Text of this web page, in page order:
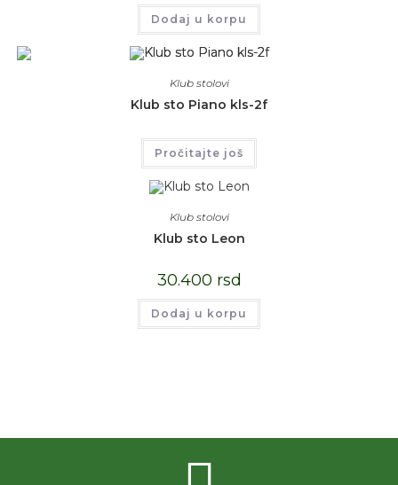
Dodaj u korpu
Klub stolovi
Klub sto Piano kls-2f
Pročitajte još
Klub stolovi
Klub sto Leon
30.400 rsd
Dodaj u korpu